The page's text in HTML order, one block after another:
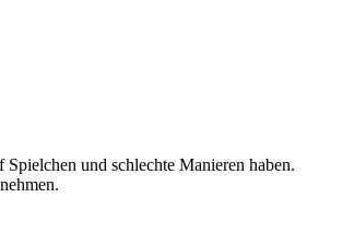
und schlechte Manieren haben.